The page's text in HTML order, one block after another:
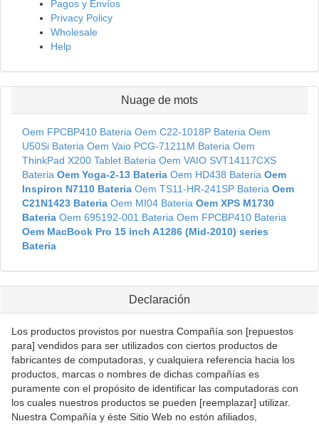
Pagos y Envíos
Privacy Policy
Wholesale
Help
Nuage de mots
Oem FPCBP410 Bateria Oem C22-1018P Bateria Oem
U50Si Bateria Oem Vaio PCG-71211M Bateria Oem
ThinkPad X200 Tablet Bateria Oem VAIO SVT14117CXS
Bateria Oem Yoga-2-13 Bateria Oem HD438 Bateria Oem
Inspiron N7110 Bateria Oem TS11-HR-241SP Bateria Oem
C21N1423 Bateria Oem MI04 Bateria Oem XPS M1730
Bateria Oem 695192-001 Bateria Oem FPCBP410 Bateria
Oem MacBook Pro 15 inch A1286 (Mid-2010) series
Bateria
Declaración
Los productos provistos por nuestra Compañía son [repuestos
para] vendidos para ser utilizados con ciertos productos de
fabricantes de computadoras, y cualquiera referencia hacia los
productos, marcas o nombres de dichas compañías es
puramente con el propósito de identificar las computadoras con
los cuales nuestros productos se pueden [reemplazar] utilizar.
Nuestra Compañía y éste Sitio Web no estón afiliados,